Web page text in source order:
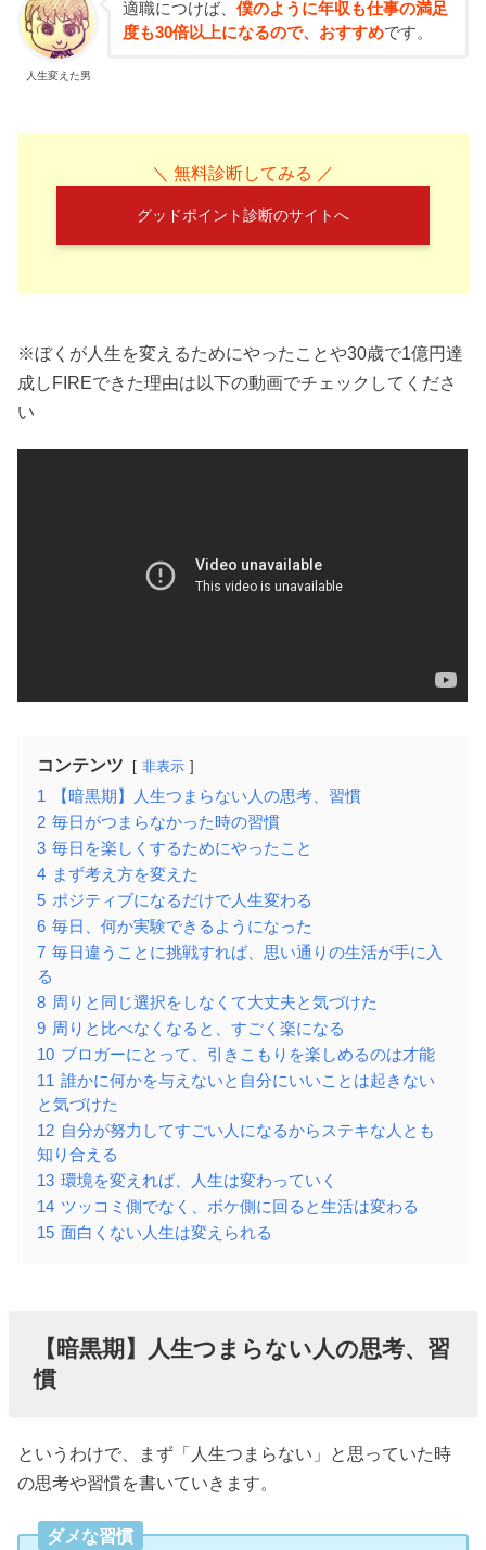
人生変えた男
適職につけば、 僕のように年収も仕事の満足
度も30倍以上になるので、おすすめです。
＼ 無料診断してみる ／
グッドポイント診断のサイトへ
※ぼくが人生を変えるためにやったことや30歳で1億円達
成しFIREできた理由は以下の動画でチェックしてくださ
い
コンテンツ 非表示
1
【暗黒期】人生つまらない人の思考、習慣
2 毎日がつまらなかった時の習慣
3 毎日を楽しくするためにやったこと
4 まず考え方を変えた
5 ポジティブになるだけで人生変わる
6 毎日、何か実験できるようになった
7 毎日違うことに挑戦すれば、思い通りの生活が手に入
る
8 周りと同じ選択をしなくて大丈夫と気づけた
9 周りと比べなくなると、すごく楽になる
10 ブロガーにとって、引きこもりを楽しめるのは才能
11 誰かに何かを与えないと自分にいいことは起きない
と気づけた
12 自分が努力してすごい人になるからステキな人とも
知り合える
13 環境を変えれば、人生は変わっていく
14 ツッコミ側でなく、ボケ側に回ると生活は変わる
15 面白くない人生は変えられる
【暗黒期】人生つまらない人の思考、習
慣
というわけで、まず「人生つまらない」と思っていた時
の思考や習慣を書いていきます。
ダメな習慣